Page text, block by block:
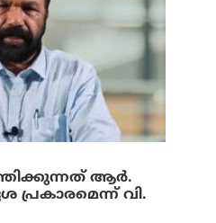
ആര്‍.
പ്രകാരമെന്ന് വി.